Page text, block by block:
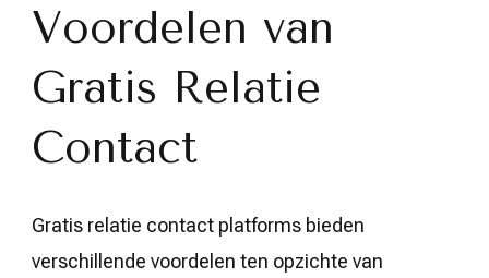
Voordelen van
Gratis Relatie
Contact
Gratis relatie contact platforms bieden
verschillende voordelen ten opzichte van